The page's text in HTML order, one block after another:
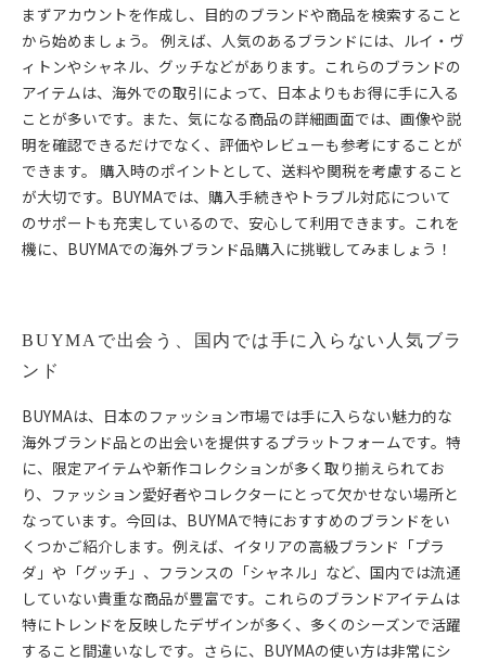
まずアカウントを作成し、目的のブランドや商品を検索すること
から始めましょう。 例えば、人気のあるブランドには、ルイ・ヴ
ィトンやシャネル、グッチなどがあります。これらのブランドの
アイテムは、海外での取引によって、日本よりもお得に手に入る
ことが多いです。また、気になる商品の詳細画面では、画像や説
明を確認できるだけでなく、評価やレビューも参考にすることが
できます。 購入時のポイントとして、送料や関税を考慮すること
が大切です。BUYMAでは、購入手続きやトラブル対応について
のサポートも充実しているので、安心して利用できます。これを
機に、BUYMAでの海外ブランド品購入に挑戦してみましょう！
BUYMAで出会う、国内では手に入らない人気ブラ
ンド
BUYMAは、日本のファッション市場では手に入らない魅力的な
海外ブランド品との出会いを提供するプラットフォームです。特
に、限定アイテムや新作コレクションが多く取り揃えられてお
り、ファッション愛好者やコレクターにとって欠かせない場所と
なっています。今回は、BUYMAで特におすすめのブランドをい
くつかご紹介します。例えば、イタリアの高級ブランド「プラ
ダ」や「グッチ」、フランスの「シャネル」など、国内では流通
していない貴重な商品が豊富です。これらのブランドアイテムは
特にトレンドを反映したデザインが多く、多くのシーズンで活躍
すること間違いなしです。さらに、BUYMAの使い方は非常にシ